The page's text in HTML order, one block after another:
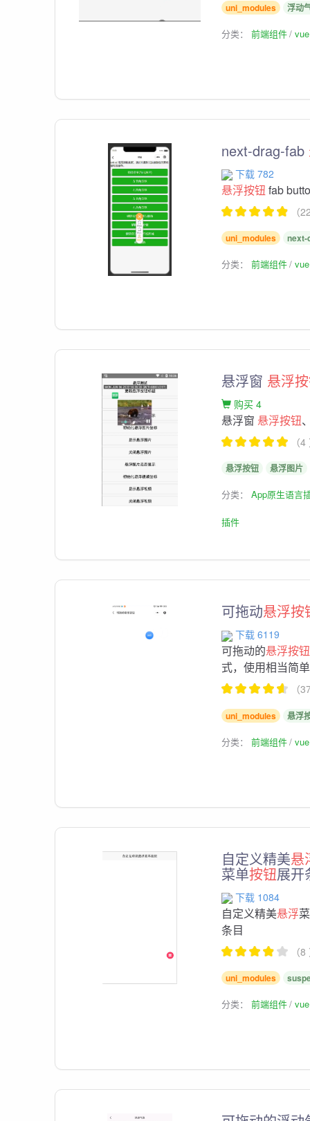
uni_modules 浮动
分类：前端组件
next-drag-fab
下载 782
悬浮按钮 fab
（
uni_modules next-
分类：前端组件
悬浮窗 悬浮
购买 4
悬浮窗 悬浮按钮
（
悬浮按钮 悬浮图片
分类：App原生语言
插件
可拖动悬浮按
下载 6119
可拖动的悬浮按钮
式，使用相当简
（
uni_modules 悬浮
分类：前端组件
自定义精美悬
菜单按钮展开
下载 1084
自定义精美悬浮
条目
（
uni_modules
分类：前端组件